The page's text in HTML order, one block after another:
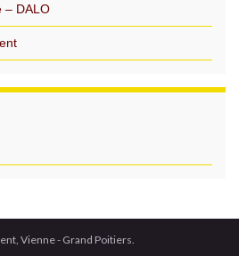
– DALO
Vienne - Grand Poitiers.